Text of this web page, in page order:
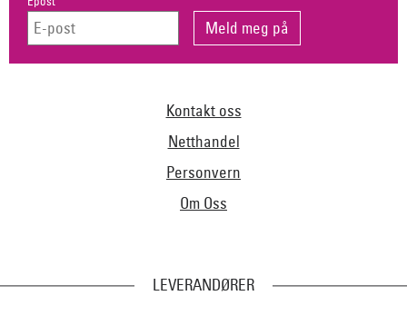
Kontakt oss
Netthandel
Personvern
Om Oss
LEVERANDØRER